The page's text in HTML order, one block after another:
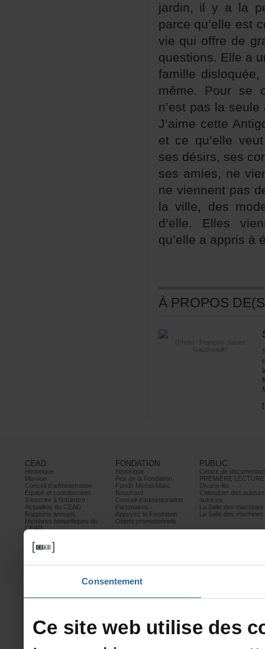
Consentement
(Photo:François-Xavier
Gaudreault)
CEAD
Historique
Mission
Conseild’administration
Équipeetcoordonnées
S’inscrireàl’infolettre
ActualitésduCEAD
Rapportsannuels
Membreshonorifiquesdu
CEAD
harcèlement
Politiquedeconfidentialité
Partenaires
FONDATION
Historique
PrixdelaFondation
FondsMichelMarc
Bouchard
Conseild’administration
Partenaires
AppuyezlaFondation
Objetspromotionnels
PUBLIC
PREMIÈRELECTURE
Divans-lits
autrices